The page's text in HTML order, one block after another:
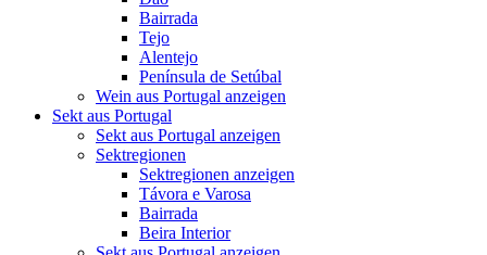
Bairrada
Tejo
Alentejo
Península de Setúbal
Wein aus Portugal anzeigen
Sekt aus Portugal
Sekt aus Portugal anzeigen
Sektregionen
Sektregionen anzeigen
Távora e Varosa
Bairrada
Beira Interior